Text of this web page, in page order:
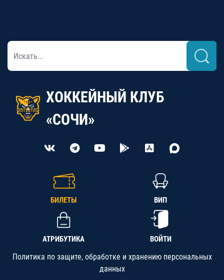
ХОККЕЙНЫЙ КЛУБ
«СОЧИ»
БИЛЕТЫ ВИП
АТРИБУТИКА ВОЙТИ
Политика по защите, обработке и хранению персональных
данных